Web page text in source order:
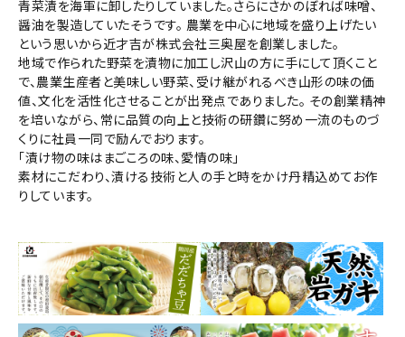
青菜漬を海軍に卸したりしていました。さらにさかのぼれば味噌、
醤油を製造していたそうです。 農業を中心に地域を盛り上げたい
という思いから近才吉が株式会社三奥屋を創業しました。
地域で作られた野菜を漬物に加工し沢山の方に手にして頂くこと
で、農業生産者と美味しい野菜、受け継がれるべき山形の味の価
値、文化を活性化させることが出発点でありました。 その創業精神
を培いながら、常に品質の向上と技術の研鑽に努め一流のものづ
くりに社員一同で励んでおります。
「漬け物の味はまごころの味、愛情の味」
素材にこだわり、漬ける技術と人の手と時をかけ丹精込めてお作
りしています。